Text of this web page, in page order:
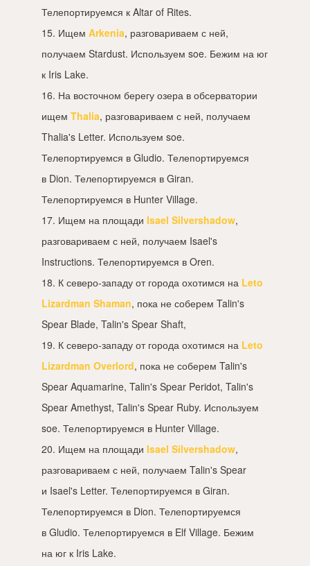
Телепортируемся к Altar of Rites.
15. Ищем Arkenia, разговариваем с ней,
получаем Stardust. Используем soe. Бежим на юг
к Iris Lake.
16. На восточном берегу озера в обсерватории
ищем Thalia, разговариваем с ней, получаем
Thalia's Letter. Используем soe.
Телепортируемся в Gludio. Телепортируемся
в Dion. Телепортируемся в Giran.
Телепортируемся в Hunter Village.
17. Ищем на площади Isael Silvershadow,
разговариваем с ней, получаем Isael's
Instructions. Телепортируемся в Oren.
18. К северо-западу от города охотимся на Leto
Lizardman Shaman, пока не соберем Talin's
Spear Blade, Talin's Spear Shaft,
19. К северо-западу от города охотимся на Leto
Lizardman Overlord, пока не соберем Talin's
Spear Aquamarine, Talin's Spear Peridot, Talin's
Spear Amethyst, Talin's Spear Ruby. Используем
soe. Телепортируемся в Hunter Village.
20. Ищем на площади Isael Silvershadow,
разговариваем с ней, получаем Talin's Spear
и Isael's Letter. Телепортируемся в Giran.
Телепортируемся в Dion. Телепортируемся
в Gludio. Телепортируемся в Elf Village. Бежим
на юг к Iris Lake.